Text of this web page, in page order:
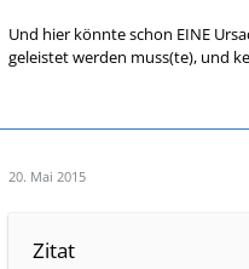
Und hier könnte schon EINE
geleistet werden muss(te), und
20. Mai 2015
Zitat